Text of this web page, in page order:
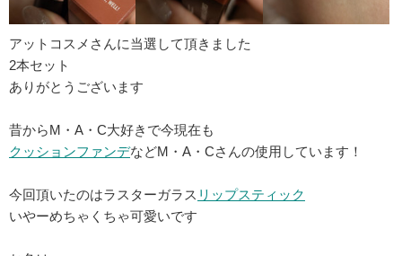
アットコスメさんに当選して頂きました
2本セット
ありがとうございます
昔からM・A・C大好きで今現在も
クッションファンデなどM・A・Cさんの使用しています！
今回頂いたのはラスターガラス リップスティック
いやーめちゃくちゃ可愛いです